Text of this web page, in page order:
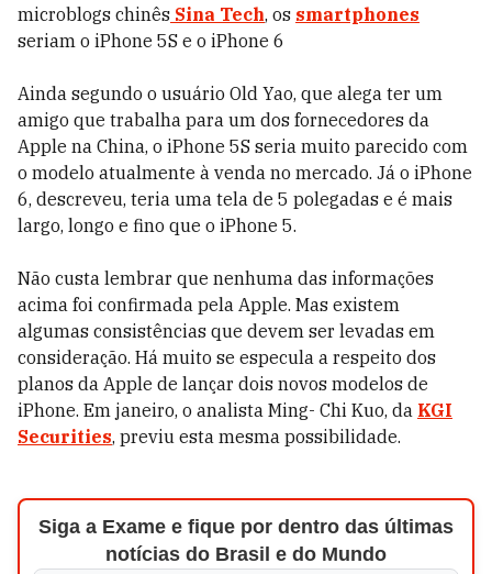
microblogs chinês Sina Tech, os smartphones
seriam o iPhone 5S e o iPhone 6
Ainda segundo o usuário Old Yao, que alega ter um
amigo que trabalha para um dos fornecedores da
Apple na China, o iPhone 5S seria muito parecido com
o modelo atualmente à venda no mercado. Já o iPhone
6, descreveu, teria uma tela de 5 polegadas e é mais
largo, longo e fino que o iPhone 5.
Não custa lembrar que nenhuma das informações
acima foi confirmada pela Apple. Mas existem
algumas consistências que devem ser levadas em
consideração. Há muito se especula a respeito dos
planos da Apple de lançar dois novos modelos de
iPhone. Em janeiro, o analista Ming- Chi Kuo, da KGI
Securities, previu esta mesma possibilidade.
Siga a Exame e fique por dentro das últimas
notícias do Brasil e do Mundo